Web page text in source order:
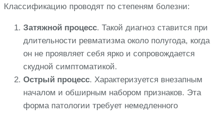
Классификацию проводят по степеням болезни:
Затяжной процесс. Такой диагноз ставится при
длительности ревматизма около полугода, когда
он не проявляет себя ярко и сопровождается
скудной симптоматикой.
Острый процесс. Характеризуется внезапным
началом и обширным набором признаков. Эта
форма патологии требует немедленного